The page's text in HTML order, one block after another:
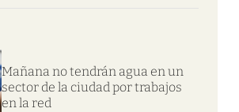
Mañana no tendrán agua en un
sector de la ciudad por trabajos
en la red